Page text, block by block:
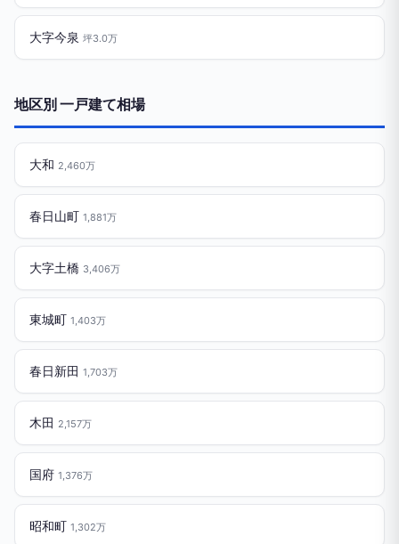
大字今泉 坪3.0万
地区別 一戸建て相場
大和 2,460万
春日山町 1,881万
大字土橋 3,406万
東城町 1,403万
春日新田 1,703万
木田 2,157万
国府 1,376万
昭和町 1,302万